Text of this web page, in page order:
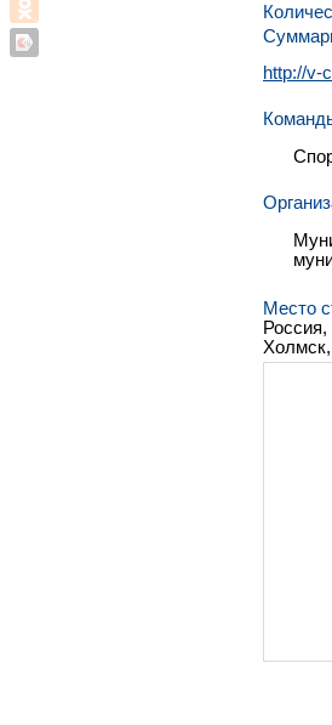
http://v-
Место